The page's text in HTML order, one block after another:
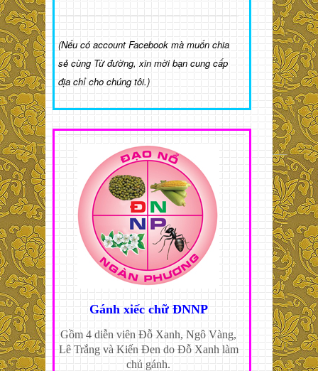
(Nếu có account Facebook mà muốn chia
sẻ cùng Từ đường, xin mời bạn cung cấp
địa chỉ cho chúng tôi.)
Gánh xiếc chữ ĐNNP
Gồm 4 diễn viên Đỗ Xanh, Ngô Vàng,
Lê Trắng và Kiến Đen do Đỗ Xanh làm
chủ gánh.